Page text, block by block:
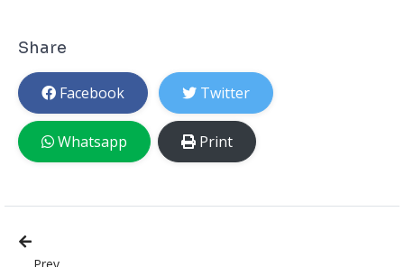
Share
Facebook Twitter
Whatsapp Print